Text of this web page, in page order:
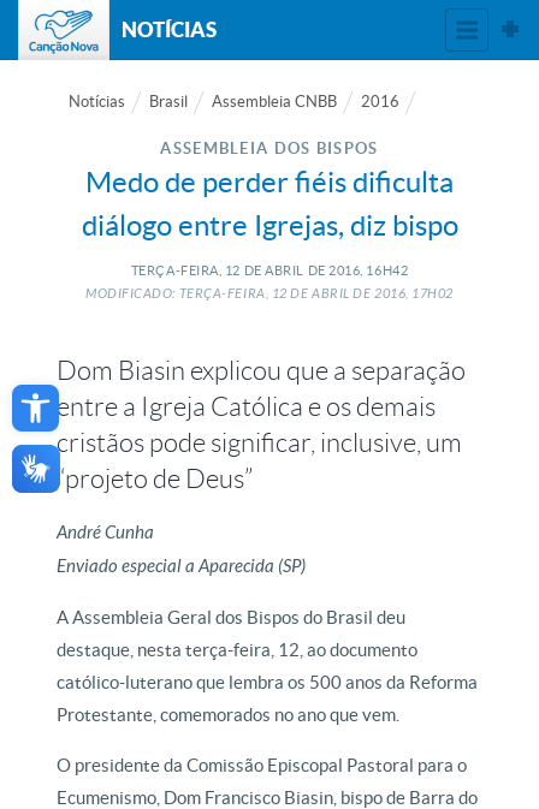
Open toolbar
NOTÍCIAS
Notícias Brasil Assembleia CNBB 2016
ASSEMBLEIA DOS BISPOS
Medo de perder fiéis dificulta
diálogo entre Igrejas, diz bispo
TERÇA-FEIRA, 12 DE ABRIL DE 2016, 16H42
MODIFICADO: TERÇA-FEIRA, 12 DEABRIL DE 2016, 17H02
Dom Biasin explicou que a separação
entre a Igreja Católica e os demais
cristãos pode significar, inclusive, um
“projeto de Deus”
André Cunha
Enviado especial a Aparecida (SP)
A Assembleia Geral dos Bispos do Brasil deu
destaque, nesta terça-feira, 12, ao documento
católico-luterano que lembra os 500 anos da Reforma
Protestante, comemorados no ano que vem.
O presidente da Comissão Episcopal Pastoral para o
Ecumenismo, Dom Francisco Biasin, bispo de Barra do